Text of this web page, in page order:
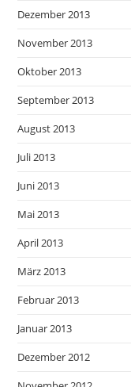
Dezember 2013
November 2013
Oktober 2013
September 2013
August 2013
Juli 2013
Juni 2013
Mai 2013
April 2013
März 2013
Februar 2013
Januar 2013
Dezember 2012